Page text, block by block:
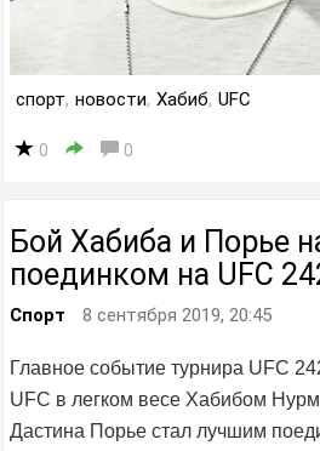
спорт, новости, Хабиб, UFC
0 0
Бой Хабиба и Порье
поединком на UFC
Спорт 8 сентября 2019, 20:45
Главное событие турнира UFC
UFC в легком весе Хабибом
Дастина Порье стал лучшим